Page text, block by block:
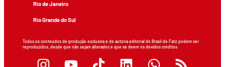
Rio de Janeiro
Rio Grande do Sul
Todos os conteúdos de produção exclusiva e de autoria editorial do Brasil de Fato podem ser
reproduzidos, desde que não sejam alterados e que se deem os devidos créditos.